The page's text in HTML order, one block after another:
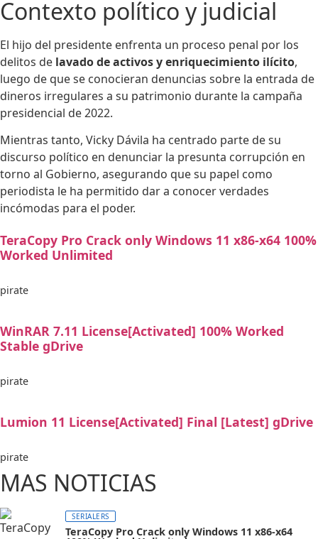
Contexto político y judicial
El hijo del presidente enfrenta un proceso penal por los
delitos de lavado de activos y enriquecimiento ilícito,
luego de que se conocieran denuncias sobre la entrada de
dineros irregulares a su patrimonio durante la campaña
presidencial de 2022.
Mientras tanto, Vicky Dávila ha centrado parte de su
discurso político en denunciar la presunta corrupción en
torno al Gobierno, asegurando que su papel como
periodista le ha permitido dar a conocer verdades
incómodas para el poder.
TeraCopy Pro Crack only Windows 11 x86-x64 100%
Worked Unlimited
pirate
WinRAR 7.11 License[Activated] 100% Worked
Stable gDrive
pirate
Lumion 11 License[Activated] Final [Latest] gDrive
pirate
MAS NOTICIAS
SERIALERS
TeraCopy Pro Crack only Windows 11 x86-x64